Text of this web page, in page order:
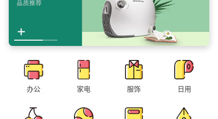
办公 家电 服饰 日用